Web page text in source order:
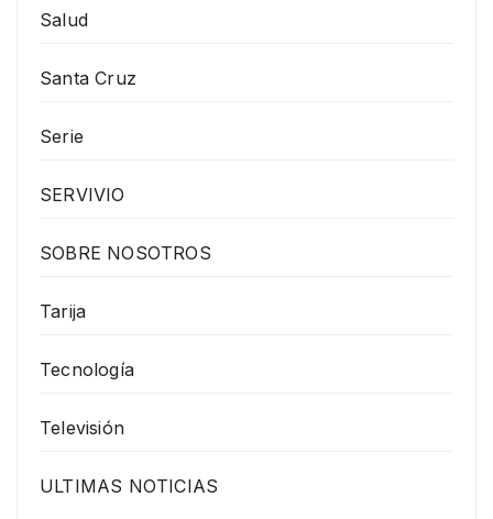
Salud
Santa Cruz
Serie
SERVIVIO
SOBRE NOSOTROS
Tarija
Tecnología
Televisión
ULTIMAS NOTICIAS